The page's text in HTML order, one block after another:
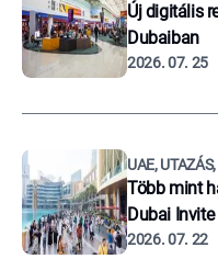
Új digitális
Dubaiban
2026. 07. 25
UAE,
Több mint
Dubai
2026. 07. 22